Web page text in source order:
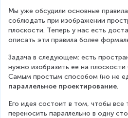
Мы уже обсудили основные
соблюдать при изображении
плоскости. Теперь у нас есть
описать эти правила более
Задача в следующем: есть
нужно изобразить ее на плоскости
Самым простым способом (но не
параллельное проектирование.
Его идея состоит в том, чтобы все
переносить параллельно в одну